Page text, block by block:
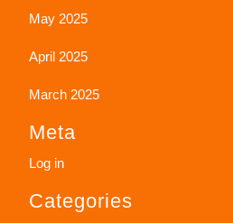
May 2025
April 2025
March 2025
Meta
Log in
Categories